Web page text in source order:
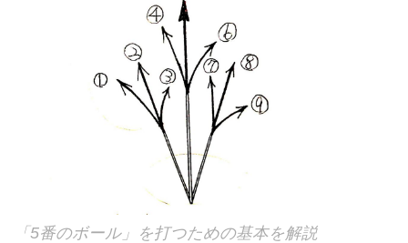
「5番のボール」を打つための基本を解説